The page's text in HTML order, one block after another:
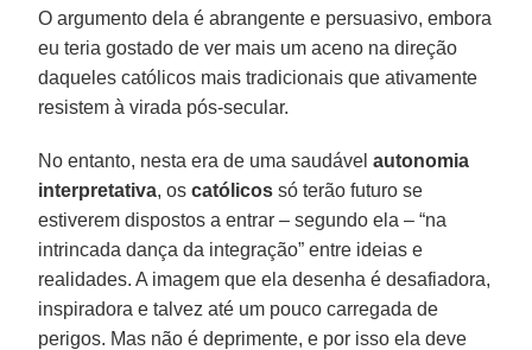
O argumento dela é abrangente e persuasivo, embora
eu teria gostado de ver mais um aceno na direção
daqueles católicos mais tradicionais que ativamente
resistem à virada pós-secular.
No entanto, nesta era de uma saudávelautonomia
interpretativa, oscatólicos só terão futuro se
estiverem dispostos a entrar – segundo ela – “na
intrincada dança da integração” entre ideias e
realidades. A imagem que ela desenha é desafiadora,
inspiradora e talvez até um pouco carregada de
perigos. Mas não é deprimente, e por isso ela deve